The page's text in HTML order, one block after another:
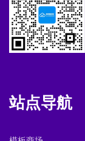
站点导航